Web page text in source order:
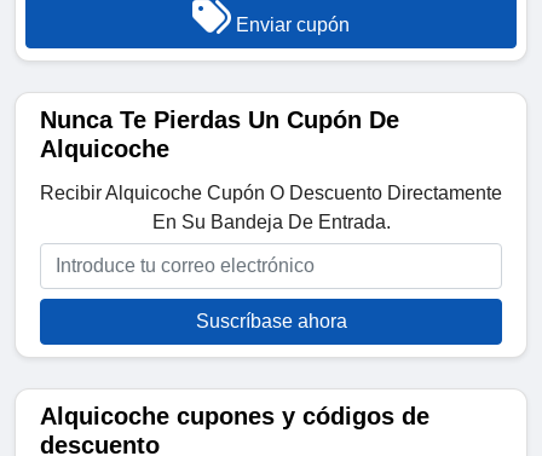
Enviar cupón
Nunca Te Pierdas Un Cupón De
Alquicoche
Recibir Alquicoche Cupón O Descuento Directamente
En Su Bandeja De Entrada.
Suscríbase ahora
Alquicoche cupones y códigos de
descuento